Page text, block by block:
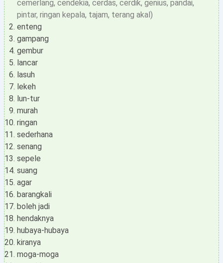
cemerlang, cendekia, cerdas, cerdik, genius, pandai,
pintar, ringan kepala, tajam, terang akal)
enteng
gampang
gembur
lancar
lasuh
lekeh
lun-tur
murah
ringan
sederhana
senang
sepele
suang
agar
barangkali
boleh jadi
hendaknya
hubaya-hubaya
kiranya
moga-moga